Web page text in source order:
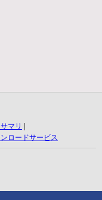
マリ
ロードサービス